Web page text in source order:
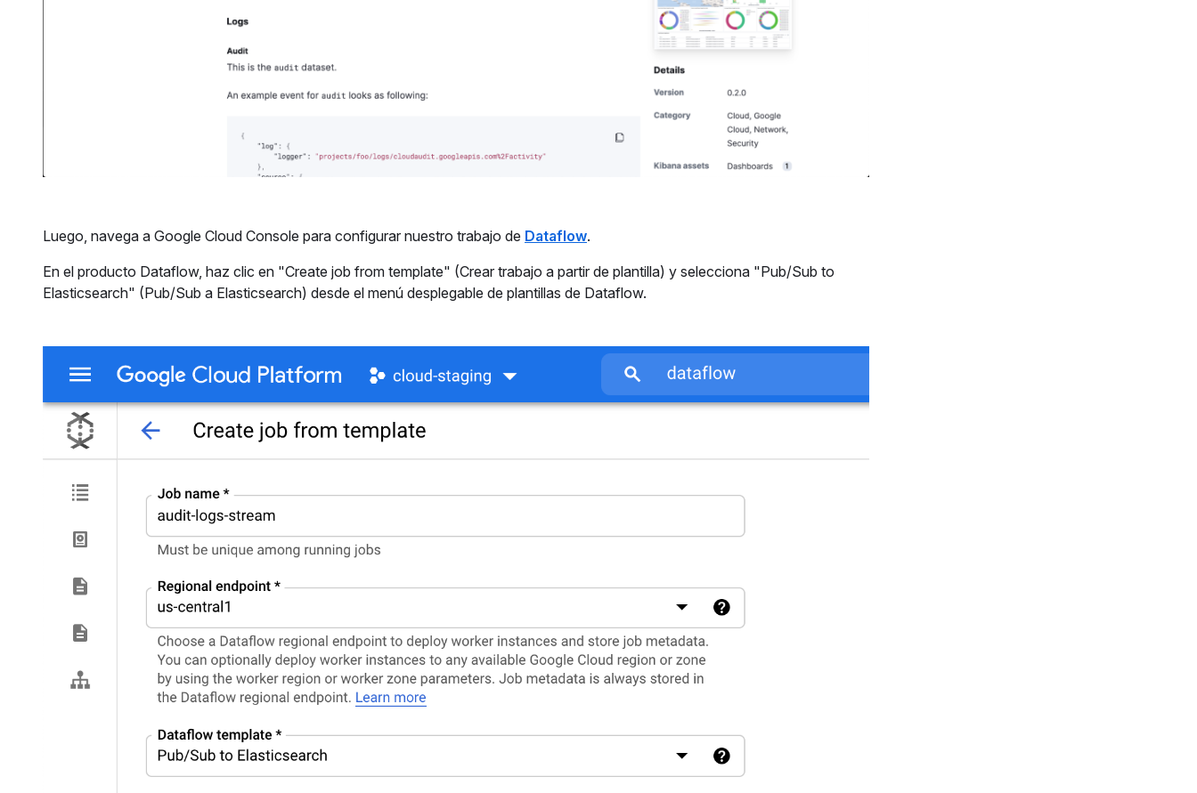
Luego, navega a Google Cloud Console para configurar nuestro trabajo de Dataflow.
En el producto Dataflow, haz clic en "Create job from template" (Crear trabajo a partir de plantilla) y selecciona "Pub/Sub to
Elasticsearch" (Pub/Sub a Elasticsearch) desde el menú desplegable de plantillas de Dataflow.